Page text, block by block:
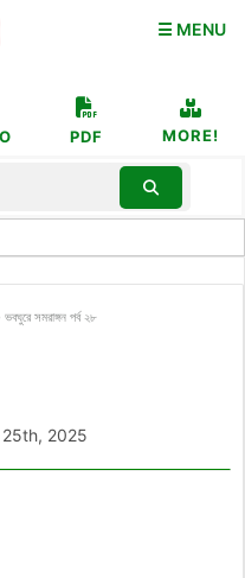
☰ MENU
PDF MORE!
ভবঘুরে সমরাঙ্গন পর্ব ২৮
2025